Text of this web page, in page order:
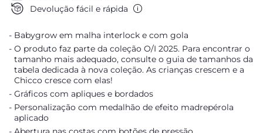
Devolução fácil e rápida
Babygrow em malha interlock e com gola
O produto faz parte da coleção O/I 2025. Para encontrar o
tamanho mais adequado, consulte o guia de tamanhos da
tabela dedicada à nova coleção. As crianças crescem e a
Chicco cresce com elas!
Gráficos com apliques e bordados
Personalização com medalhão de efeito madrepérola
aplicado